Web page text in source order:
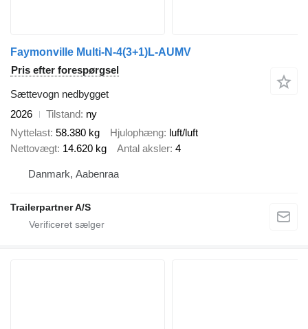
Faymonville Multi-N-4(3+1)L-AUMV
Pris efter forespørgsel
Sættevogn nedbygget
2026
Tilstand ny
Nyttelast 58.380 kg Hjulophæng luft/luft
Nettovægt 14.620 kg Antal aksler 4
Danmark, Aabenraa
Trailerpartner A/S